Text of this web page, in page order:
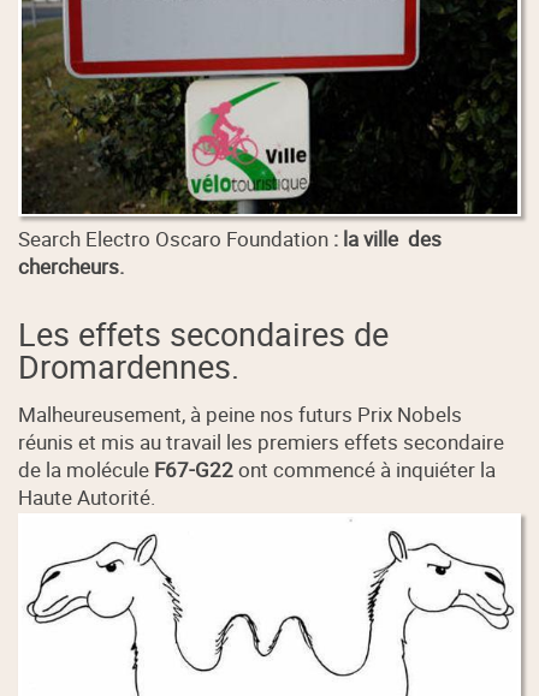
Search Electro Oscaro Foundation : la ville des
chercheurs.
Les effets secondaires de
Dromardennes.
Malheureusement, à peine nos futurs Prix Nobels
réunis et mis au travail les premiers effets secondaire
de la molécule F67-G22ont commencé à inquiéter la
Haute Autorité.